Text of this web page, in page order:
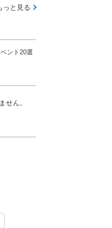
っと見る
ント20選
せん。